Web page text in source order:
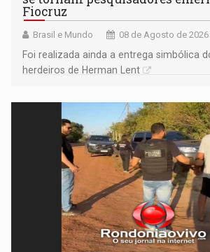
Fiocruz
Brasil e Mundo 08 de Agosto de 2026
Foi realizada ainda a entrega simbólica
herdeiros de Herman Lent